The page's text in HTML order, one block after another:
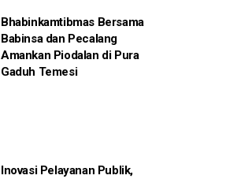
Bhabinkamtibmas Bersama
Babinsa dan Pecalang
Amankan Piodalan di Pura
Gaduh Temesi
Inovasi Pelayanan Publik,